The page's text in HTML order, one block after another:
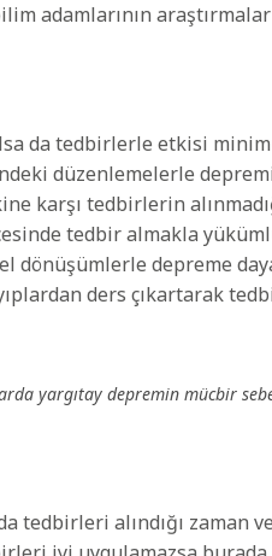
adamlarının
da tedbirlerle etkisi
düzenlemelerle
karşı tedbirlerin
tedbir almakla
dönüşümlerle depreme
ders çıkartarak
yargıtay depremin mücbir
tedbirleri alındığı zaman